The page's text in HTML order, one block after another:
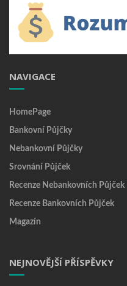
NAVIGACE
HomePage
Bankovní Půjčky
Nebankovní Půjčky
Srovnání Půjček
Recenze Nebankovních Půjček
Recenze Bankovních Půjček
Magazín
NEJNOVĚJŠÍ PŘÍSPĚVKY